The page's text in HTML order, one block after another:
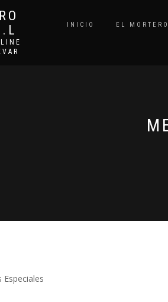
INICIO EL MORTERO
Especiales